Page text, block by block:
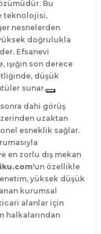
Bu
teknolojisi,
nesnelerden
yüksek doğrulukla
Efsanevi
son derece
düşük
sunar.
dahi görüş
uzaktan
esneklik sağlar.
en zorlu dış mekan
'un özellikle
yüksek düşük
kurumsal
alanlar için
halkalarından